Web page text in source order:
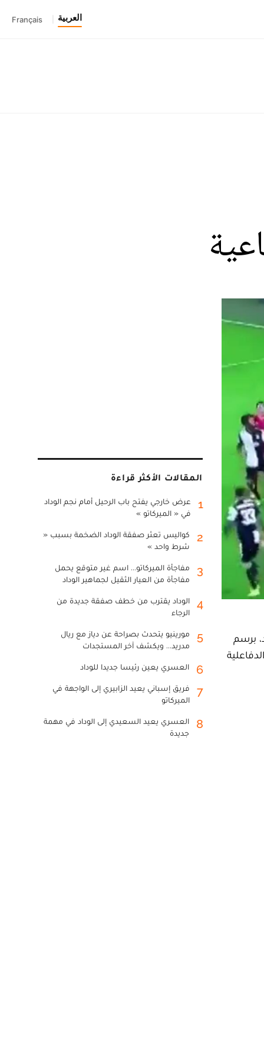
العربية Français
برسم
المقالات الأكثر قراءة
1
عرض خارجي يفتح باب الرحيل أمام نجم الوداد
في « الميركاتو »
2
كواليس تعثر صفقة الوداد الضخمة بسبب «
شرط واحد »
3
مفاجأة الميركاتو... اسم غير متوقع يحمل
مفاجأة من العيار الثقيل لجماهير الوداد
4
الوداد يقترب من خطف صفقة جديدة من
الرجاء
5
مورينيو يتحدث بصراحة عن دياز مع ريال
مدريد... ويكشف آخر المستجدات
6 العسري يعين رئيسا جديدا للوداد
7
فريق إسباني يعيد الزابيري إلى الواجهة في
الميركاتو
8
العسري يعيد السعيدي إلى الوداد في مهمة
جديدة